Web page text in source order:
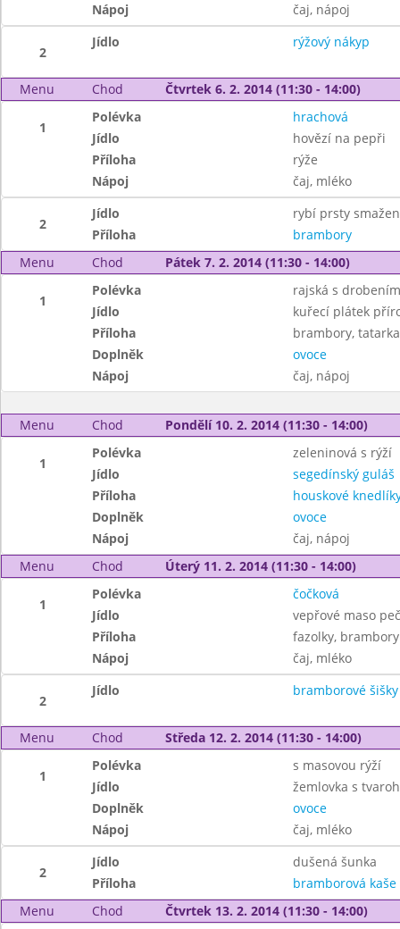
Nápoj
čaj, nápoj
2
Jídlo rýžový nákyp
Menu Chod Čtvrtek 6. 2. 2014 (11:30 - 14:00)
1
Polévka
hrachová
Jídlo
hovězí na pepři
Příloha
rýže
Nápoj
čaj, mléko
2
Jídlo
rybí prsty
Příloha
brambory
Menu
Chod Pátek 7. 2. 2014 (11:30 - 14:00)
1
Polévka
rajská s drobením
Jídlo
kuřecí plátek
Příloha
brambory, tatarka
Doplněk
ovoce
Nápoj
čaj, nápoj
Menu Chod Pondělí 10. 2. 2014 (11:30 - 14:00)
1
Polévka
zeleninová s rýží
Jídlo
segedínský guláš
Příloha
houskové
Doplněk
ovoce
Nápoj
čaj, nápoj
Menu
Chod Úterý 11. 2. 2014 (11:30 - 14:00)
1
Polévka
čočková
Jídlo
vepřové maso
Příloha
fazolky, brambory
Nápoj
čaj, mléko
2
Jídlo bramborové
Menu Chod Středa 12. 2. 2014 (11:30 - 14:00)
1
Polévka
s masovou rýží
Jídlo
žemlovka s
Doplněk
ovoce
Nápoj
čaj, mléko
2
Jídlo
dušená šunka
Příloha
bramborová kaše
Menu
Chod Čtvrtek 13. 2. 2014 (11:30 - 14:00)